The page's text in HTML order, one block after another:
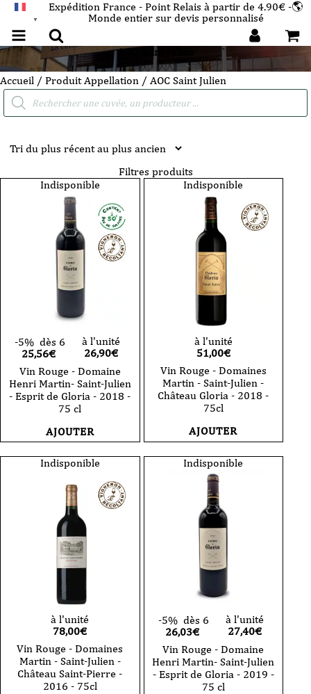
▼
Expédition France - Point Relais à partir de 4.90€ -🌎
Monde entier sur devis personnalisé
AOC Saint Julien
Accueil / Produit Appellation / AOC Saint Julien
Recherche
Filtres produits
Indisponible
-5% dès 6
25,56€
à l'unité
26,90€
Vin Rouge - Domaine
Henri Martin- Saint-Julien
- Esprit de Gloria - 2018 -
75 cl
AJOUTER
Indisponible
à l'unité
51,00€
Vin Rouge - Domaines
Martin - Saint-Julien -
Château Gloria - 2018 -
75cl
AJOUTER
Indisponible
à l'unité
78,00€
Vin Rouge - Domaines
Martin - Saint-Julien -
Château Saint-Pierre -
2016 - 75cl
Indisponible
-5% dès 6
26,03€
à l'unité
27,40€
Vin Rouge - Domaine
Henri Martin- Saint-Julien
- Esprit de Gloria - 2019 -
75 cl